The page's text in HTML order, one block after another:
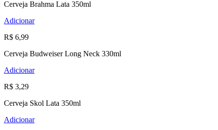
Cerveja Brahma Lata 350ml
Adicionar
R$ 6,99
Cerveja Budweiser Long Neck 330ml
Adicionar
R$ 3,29
Cerveja Skol Lata 350ml
Adicionar